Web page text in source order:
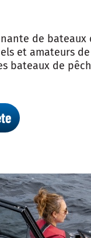
de bateaux
et amateurs
bateaux de